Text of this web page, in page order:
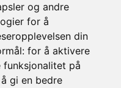
og andre
for å
din
for å aktivere
funksjonalitet på
gi en bedre